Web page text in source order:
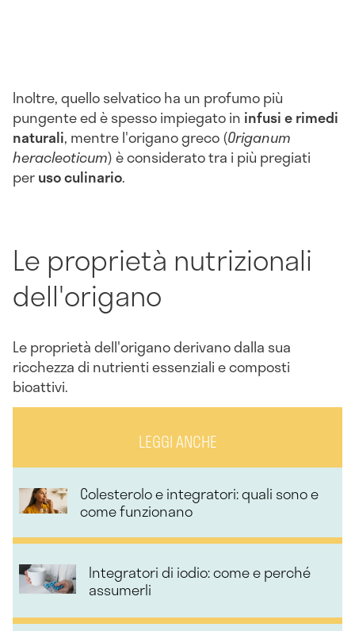
Inoltre, quello selvatico ha un profumo più
pungente ed è spesso impiegato in infusi e rimedi
naturali, mentre l'origano greco (Origanum
heracleoticum) è considerato tra i più pregiati
peruso culinario.
Le proprietà nutrizionali
dell'origano
Le proprietà dell'origano derivano dalla sua
ricchezza di nutrienti essenziali e composti
bioattivi.
LEGGI ANCHE
Colesterolo e integratori: quali sono e
come funzionano
Integratori di iodio: come e perché
assumerli